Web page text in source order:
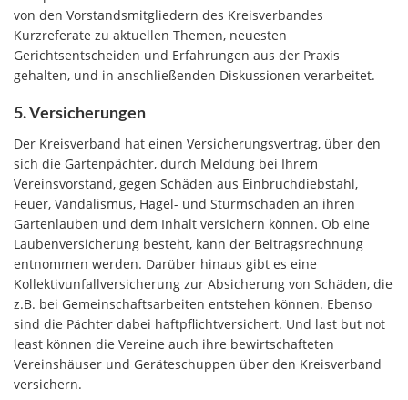
von den Vorstandsmitgliedern des Kreisverbandes
Kurzreferate zu aktuellen Themen, neuesten
Gerichtsentscheiden und Erfahrungen aus der Praxis
gehalten, und in anschließenden Diskussionen verarbeitet.
5. Versicherungen
Der Kreisverband hat einen Versicherungsvertrag, über den
sich die Gartenpächter, durch Meldung bei Ihrem
Vereinsvorstand, gegen Schäden aus Einbruchdiebstahl,
Feuer, Vandalismus, Hagel- und Sturmschäden an ihren
Gartenlauben und dem Inhalt versichern können. Ob eine
Laubenversicherung besteht, kann der Beitragsrechnung
entnommen werden. Darüber hinaus gibt es eine
Kollektivunfallversicherung zur Absicherung von Schäden, die
z.B. bei Gemeinschaftsarbeiten entstehen können. Ebenso
sind die Pächter dabei haftpflichtversichert. Und last but not
least können die Vereine auch ihre bewirtschafteten
Vereinshäuser und Geräteschuppen über den Kreisverband
versichern.